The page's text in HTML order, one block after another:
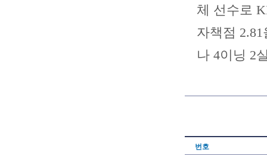
체 선수로
자책점
나 4이닝 2
번호